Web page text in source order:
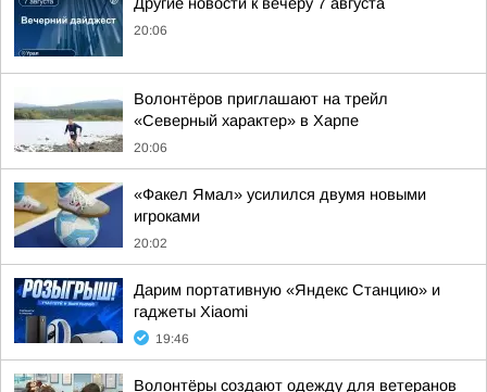
20:06
Волонтёров приглашают на трейл
«Северный характер» в Харпе
20:06
«Факел Ямал» усилился двумя новыми
игроками
20:02
Дарим портативную «Яндекс Станцию» и
гаджеты Xiaomi
19:46
Волонтёры создают одежду для ветеранов